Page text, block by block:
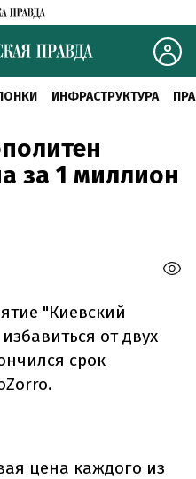
ИНФРАСТРУКТУРА
за 1 миллион
"Киевский
от двух
срок
цена каждого из